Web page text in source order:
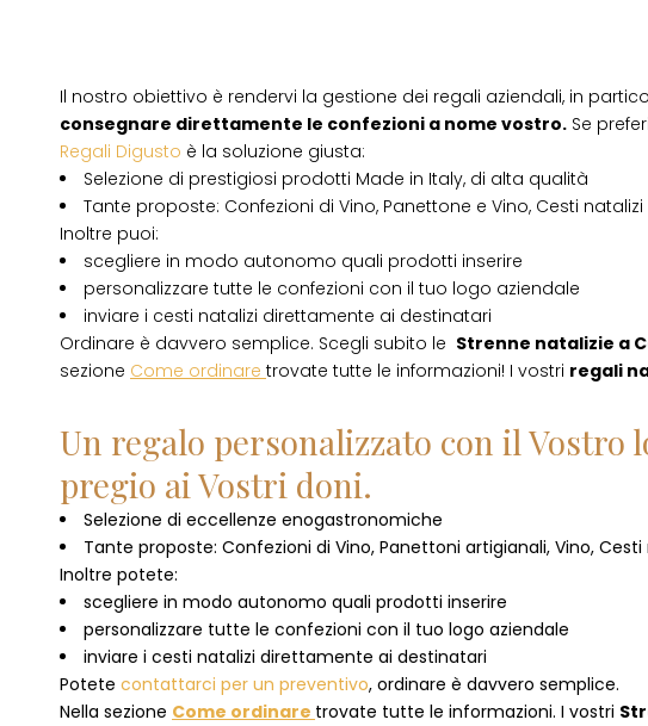
Il nostro obiettivo è rendervi la gestione dei regali aziendali, in
consegnare direttamente le confezioni a nome vostro. Se
Regali Digusto è la soluzione giusta:
Selezione di prestigiosi prodotti Made in Italy, di alta qualità
Tante proposte: Confezioni di Vino, Panettone e Vino, Cesti
Inoltre puoi:
scegliere in modo autonomo quali prodotti inserire
personalizzare tutte le confezioni con il tuo logo aziendale
inviare i cesti natalizi direttamente ai destinatari
Ordinare è davvero semplice. Scegli subito le Strenne natalizie a
sezione Come ordinare trovate tutte le informazioni! I vostri regali
Un regalo personalizzato con il Vostro
pregio ai Vostri doni.
Selezione di eccellenze enogastronomiche
Tante proposte: Confezioni di Vino, Panettoni artigianali, Vino,
Inoltre potete:
scegliere in modo autonomo quali prodotti inserire
personalizzare tutte le confezioni con il tuo logo aziendale
inviare i cesti natalizi direttamente ai destinatari
Potete contattarci per un preventivo, ordinare è davvero semplice.
Nella sezione Come ordinare trovate tutte le informazioni. I vostri